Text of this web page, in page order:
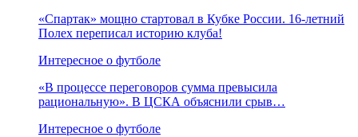
«Спартак» мощно стартовал в Кубке России. 16-летний
Полех переписал историю клуба!
Интересное о футболе
«В процессе переговоров сумма превысила
рациональную». В ЦСКА объяснили срыв…
Интересное о футболе